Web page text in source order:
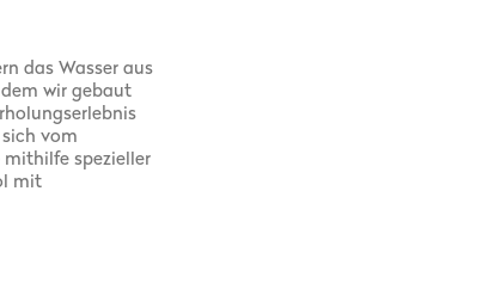
das Wasser aus
dem wir gebaut
vom
mithilfe spezieller
mit